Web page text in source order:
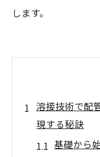
します。
溶接技術で配
現する秘訣
基礎から